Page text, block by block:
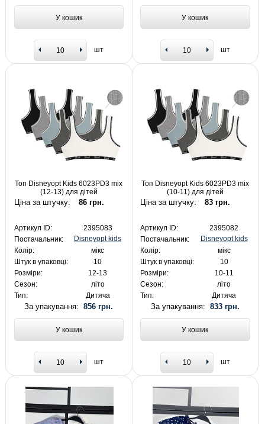
У кошик
шт
У кошик
шт
Топ Disneyopt Kids 6023PD3 mix
(12-13) для дітей
Ціна за штучку: 86 грн.
Артикул ID:
2395083
Постачальник:
Disneyopt kids
Колір:
мікс
Штук в упаковці:
10
Розміри:
12-13
Сезон:
літо
Тип:
Дитяча
За упакування:856 грн.
У кошик
шт
Топ Disneyopt Kids 6023PD3 mix
(10-11) для дітей
Ціна за штучку: 83 грн.
Артикул ID:
2395082
Постачальник:
Disneyopt kids
Колір:
мікс
Штук в упаковці:
10
Розміри:
10-11
Сезон:
літо
Тип:
Дитяча
За упакування: 833 грн.
У кошик
шт